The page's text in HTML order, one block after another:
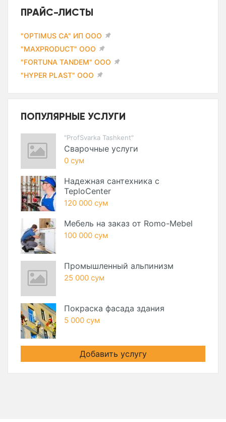
ПРАЙС-ЛИСТЫ
"OPTIMUS CA" ИП ООО
"MAXPRODUCT" ООО
"FORTUNA TANDEM" ООО
"HYPER PLAST" ООО
ПОПУЛЯРНЫЕ УСЛУГИ
"ProfSvarka Tashkent"
Сварочные услуги
0 сум
Надежная сантехника с
TeploCenter
120 000 сум
Мебель на заказ от Romo-Mebel
100 000 сум
Промышленный альпинизм
25 000 сум
Покраска фасада здания
5 000 сум
Добавить услугу